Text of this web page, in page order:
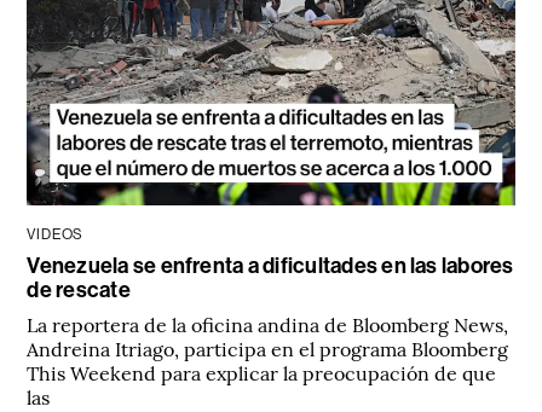
VIDEOS
Venezuela se enfrenta a dificultades en las labores
de rescate
La reportera de la oficina andina de Bloomberg News,
Andreina Itriago, participa en el programa Bloomberg
This Weekend para explicar la preocupación de que
las